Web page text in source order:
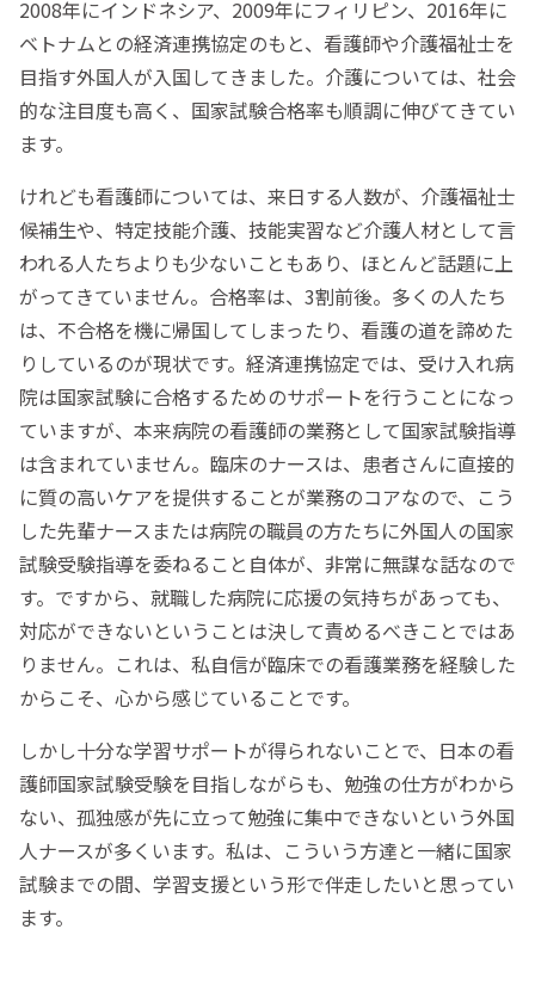
2008年にインドネシア、2009年にフィリピン、2016年に
ベトナムとの経済連携協定のもと、看護師や介護福祉士を
目指す外国人が入国してきました。介護については、社会
的な注目度も高く、国家試験合格率も順調に伸びてきてい
ます。
けれども看護師については、来日する人数が、介護福祉士
候補生や、特定技能介護、技能実習など介護人材として言
われる人たちよりも少ないこともあり、ほとんど話題に上
がってきていません。合格率は、3割前後。多くの人たち
は、不合格を機に帰国してしまったり、看護の道を諦めた
りしているのが現状です。経済連携協定では、受け入れ病
院は国家試験に合格するためのサポートを行うことになっ
ていますが、本来病院の看護師の業務として国家試験指導
は含まれていません。臨床のナースは、患者さんに直接的
に質の高いケアを提供することが業務のコアなので、こう
した先輩ナースまたは病院の職員の方たちに外国人の国家
試験受験指導を委ねること自体が、非常に無謀な話なので
す。ですから、就職した病院に応援の気持ちがあっても、
対応ができないということは決して責めるべきことではあ
りません。これは、私自信が臨床での看護業務を経験した
からこそ、心から感じていることです。
しかし十分な学習サポートが得られないことで、日本の看
護師国家試験受験を目指しながらも、勉強の仕方がわから
ない、孤独感が先に立って勉強に集中できないという外国
人ナースが多くいます。私は、こういう方達と一緒に国家
試験までの間、学習支援という形で伴走したいと思ってい
ます。